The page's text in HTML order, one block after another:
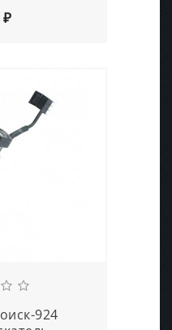
924